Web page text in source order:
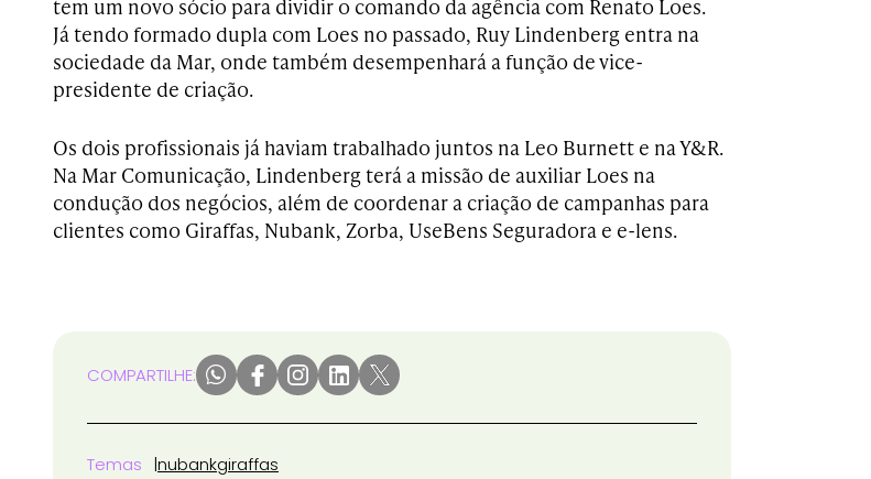
tem um novo sócio para dividir o comando da agência com Renato Loes.
Já tendo formado dupla com Loes no passado, Ruy Lindenberg entra na
sociedade da Mar, onde também desempenhará a função de vice-
presidente de criação.
Os dois profissionais já haviam trabalhado juntos na Leo Burnett e na Y&R.
Na Mar Comunicação, Lindenberg terá a missão de auxiliar Loes na
condução dos negócios, além de coordenar a criação de campanhas para
clientes como Giraffas, Nubank, Zorba, UseBens Seguradora e e-lens.
COMPARTILHE:
Temas nubankgiraffas